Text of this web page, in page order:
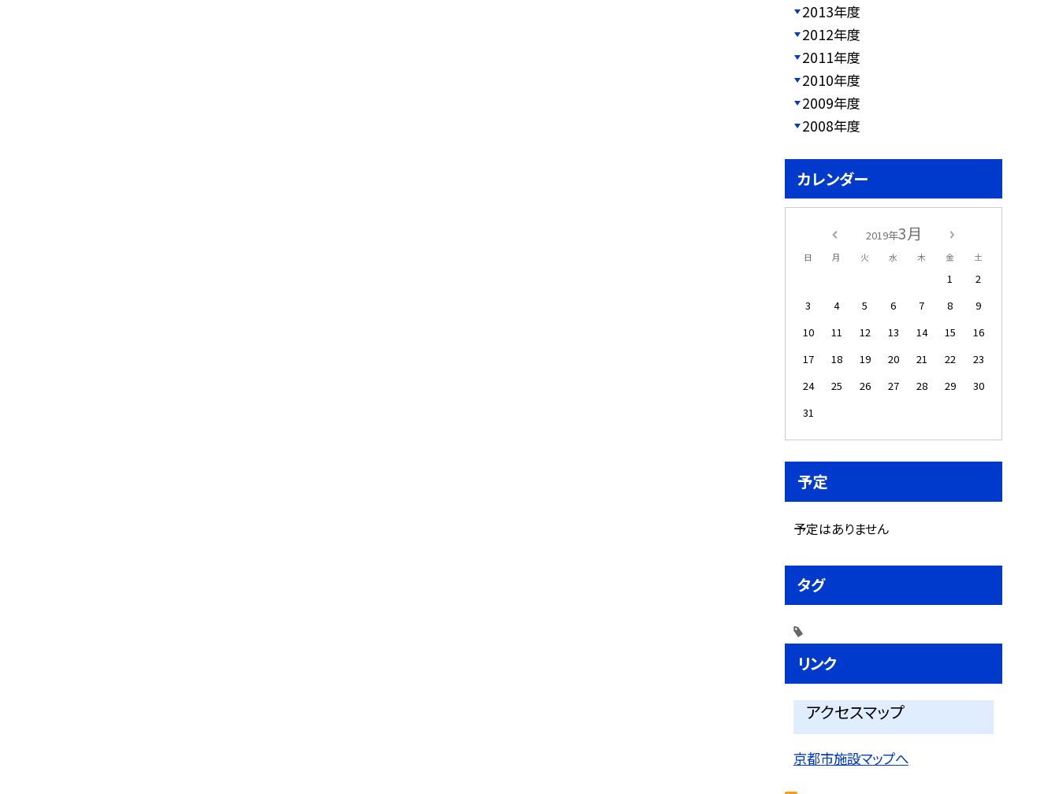
2013年度
2012年度
2011年度
2010年度
2009年度
2008年度
カレンダー
2019年3月
日 月 火 水 木 金 土
1
2
3
4 5 6 7 8
9
10
11 12 13 14 15
16
17
18 19 20 21 22
23
24
25 26 27 28 29
30
31
予定
予定はありません
タグ
リンク
アクセスマップ
京都市施設マップへ